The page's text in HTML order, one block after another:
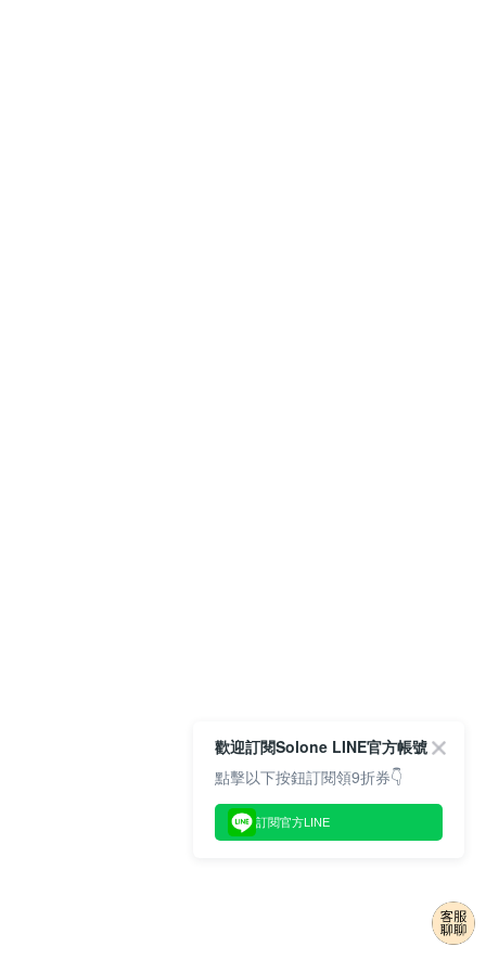
歡迎訂閱Solone LINE官方帳號
點擊以下按鈕訂閱領9折券👇
訂閱官方LINE